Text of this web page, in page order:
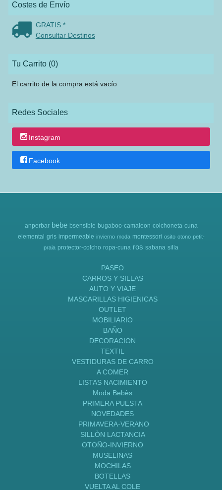
Costes de Envío
GRATIS *
Consultar Destinos
Tu Carrito (0)
El carrito de la compra está vacío
Redes Sociales
Instagram
Facebook
anperbar bebe bsensible bugaboo-camaleon colchoneta cuna
elemental gris impermeable invierno moda montessori osito otono petit-
praia protector-colcho ropa-cuna ros sabana silla
PASEO
CARROS Y SILLAS
AUTO Y VIAJE
MASCARILLAS HIGIENICAS
OUTLET
MOBILIARIO
BAÑO
DECORACION
TEXTIL
VESTIDURAS DE CARRO
A COMER
LISTAS NACIMIENTO
Moda Bebès
PRIMERA PUESTA
NOVEDADES
PRIMAVERA-VERANO
SILLÒN LACTANCIA
OTOÑO-INVIERNO
MUSELINAS
MOCHILAS
BOTELLAS
VUELTA AL COLE